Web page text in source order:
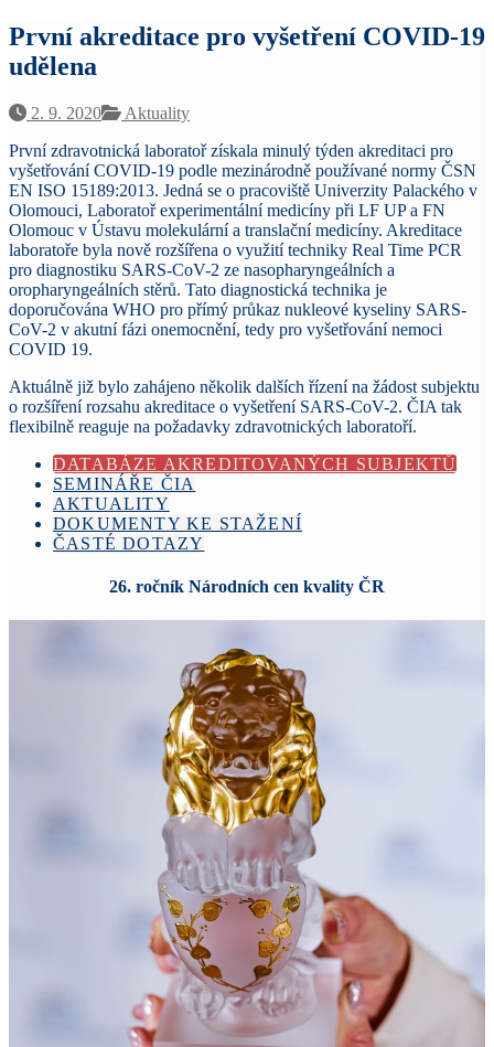
První akreditace pro vyšetření COVID-19
udělena
2. 9. 2020
Aktuality
První zdravotnická laboratoř získala minulý týden akreditaci pro
vyšetřování COVID-19 podle mezinárodně používané normy ČSN
EN ISO 15189:2013. Jedná se o pracoviště Univerzity Palackého v
Olomouci, Laboratoř experimentální medicíny při LF UP a FN
Olomouc v Ústavu molekulární a translační medicíny. Akreditace
laboratoře byla nově rozšířena o využití techniky Real Time PCR
pro diagnostiku SARS-CoV-2 ze nasopharyngeálních a
oropharyngeálních stěrů. Tato diagnostická technika je
doporučována WHO pro přímý průkaz nukleové kyseliny SARS-
CoV-2 v akutní fázi onemocnění, tedy pro vyšetřování nemoci
COVID 19.
Aktuálně již bylo zahájeno několik dalších řízení na žádost subjektu
o rozšíření rozsahu akreditace o vyšetření SARS-CoV-2. ČIA tak
flexibilně reaguje na požadavky zdravotnických laboratoří.
DATABÁZE AKREDITOVANÝCH SUBJEKTŮ
SEMINÁŘE ČIA
AKTUALITY
DOKUMENTY KE STAŽENÍ
ČASTÉ DOTAZY
26. ročník Národních cen kvality ČR